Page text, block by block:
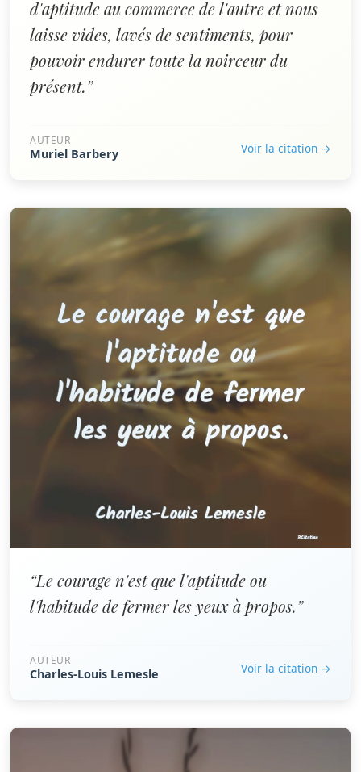
d'aptitude au commerce de l'autre et nous
laisse vides, lavés de sentiments, pour
pouvoir endurer toute la noirceur du
présent.”
AUTEUR
Muriel Barbery Voir la citation →
“Le courage n'est que l'aptitude ou
l'habitude de fermer les yeux à propos.”
AUTEUR
Charles-Louis Lemesle Voir la citation →